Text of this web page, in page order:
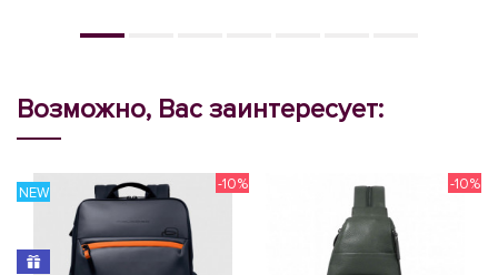
Возможно, Вас заинтересует:
NEW -10% -10%